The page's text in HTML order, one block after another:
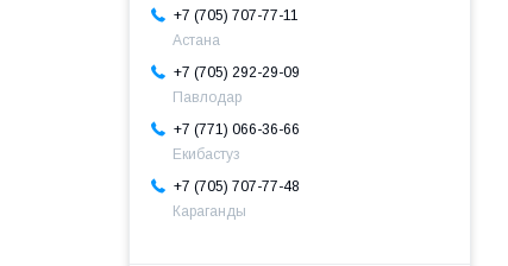
+7 (705) 707-77-11
Астана
+7 (705) 292-29-09
Павлодар
+7 (771) 066-36-66
Екибастуз
+7 (705) 707-77-48
Караганды